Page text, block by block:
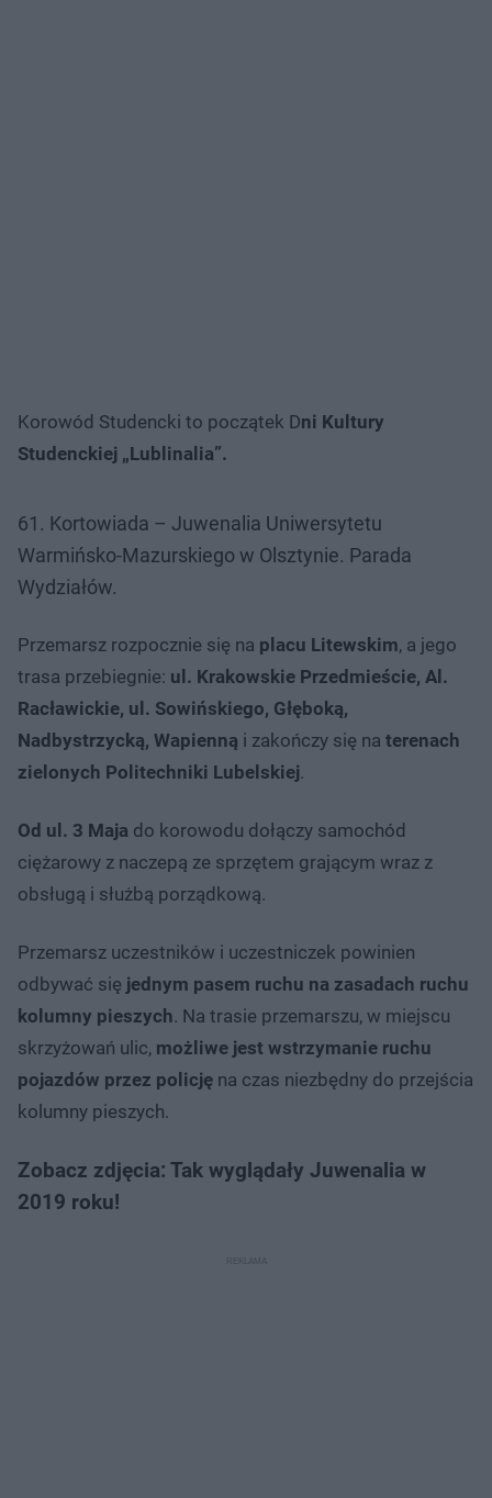
Korowód Studencki to początek Dni Kultury
Studenckiej „Lublinalia”.
61. Kortowiada – Juwenalia Uniwersytetu
Warmińsko-Mazurskiego w Olsztynie. Parada
Wydziałów.
Przemarsz rozpocznie się na placu Litewskim, a jego
trasa przebiegnie: ul. Krakowskie Przedmieście, Al.
Racławickie, ul. Sowińskiego, Głęboką,
Nadbystrzycką, Wapienną i zakończy się na terenach
zielonych Politechniki Lubelskiej.
Od ul. 3 Maja do korowodu dołączy samochód
ciężarowy z naczepą ze sprzętem grającym wraz z
obsługą i służbą porządkową.
Przemarsz uczestników i uczestniczek powinien
odbywać się jednym pasem ruchu na zasadach ruchu
kolumny pieszych. Na trasie przemarszu, w miejscu
skrzyżowań ulic, możliwe jest wstrzymanie ruchu
pojazdów przez policję na czas niezbędny do przejścia
kolumny pieszych.
Zobacz zdjęcia: Tak wyglądały Juwenalia w
2019 roku!